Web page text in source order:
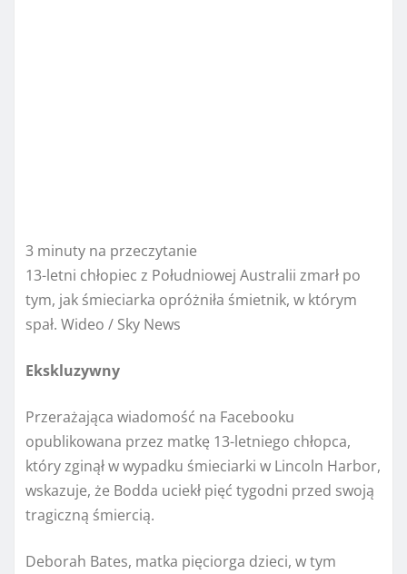
3 minuty na przeczytanie
13-letni chłopiec z Południowej Australii zmarł po
tym, jak śmieciarka opróżniła śmietnik, w którym
spał. Wideo / Sky News
Ekskluzywny
Przerażająca wiadomość na Facebooku
opublikowana przez matkę 13-letniego chłopca,
który zginął w wypadku śmieciarki w Lincoln Harbor,
wskazuje, że Bodda uciekł pięć tygodni przed swoją
tragiczną śmiercią.
Deborah Bates, matka pięciorga dzieci, w tym